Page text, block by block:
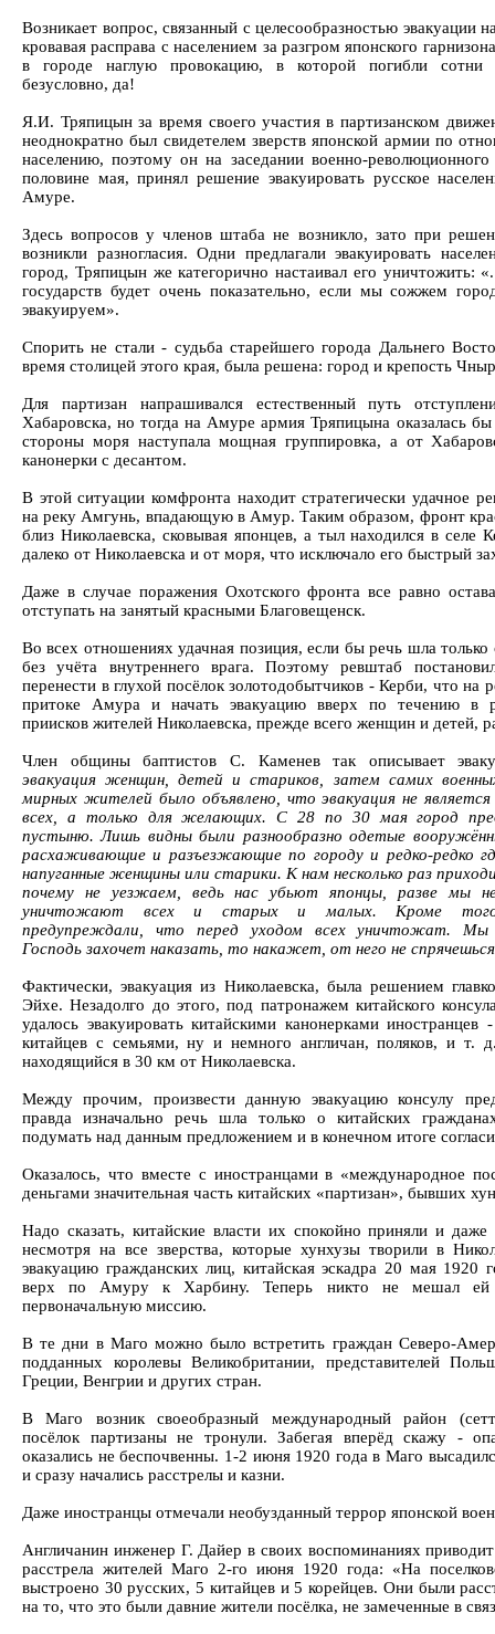
Возникает вопрос, связанный с целесообразностью эвакуации
кровавая расправа с населением за разгром японского
в городе наглую провокацию, в которой погибли сотни
безусловно, да!
Я.И. Тряпицын за время своего участия в партизанском
неоднократно был свидетелем зверств японской армии по
населению, поэтому он на заседании военно-
половине мая, принял решение эвакуировать русское
Амуре.
Здесь вопросов у членов штаба не возникло, зато при
возникли разногласия. Одни предлагали эвакуировать
город, Тряпицын же категорично настаивал его уничтожить:
государств будет очень показательно, если мы сожжем
эвакуируем».
Спорить не стали - судьба старейшего города Дальнего
время столицей этого края, была решена: город и крепость
Для партизан напрашивался естественный путь
Хабаровска, но тогда на Амуре армия Тряпицына оказалась
стороны моря наступала мощная группировка, а от
канонерки с десантом.
В этой ситуации комфронта находит стратегически удачное
на реку Амгунь, впадающую в Амур. Таким образом, фронт
близ Николаевска, сковывая японцев, а тыл находился в селе
далеко от Николаевска и от моря, что исключало его быстрый
Даже в случае поражения Охотского фронта все равно
отступать на занятый красными Благовещенск.
Во всех отношениях удачная позиция, если бы речь шла
без учёта внутреннего врага. Поэтому ревштаб
перенести в глухой посёлок золотодобытчиков - Керби, что на
притоке Амура и начать эвакуацию вверх по течению в
приисков жителей Николаевска, прежде всего женщин и детей,
Член общины баптистов С. Каменев так описывает
эвакуация женщин, детей и стариков, затем самих
мирных жителей было объявлено, что эвакуация не является
всех, а только для желающих. С 28 по 30 мая город
пустыню. Лишь видны были разнообразно одетые
расхаживающие и разъезжающие по городу и редко-редко
напуганные женщины или старики. К нам несколько раз
почему не уезжаем, ведь нас убьют японцы, разве мы
уничтожают всех и старых и малых. Кроме того
предупреждали, что перед уходом всех уничтожат. Мы
Господь захочет наказать, то накажет, от него не спрячешься
Фактически, эвакуация из Николаевска, была решением
Эйхе. Незадолго до этого, под патронажем китайского
удалось эвакуировать китайскими канонерками иностранцев
китайцев с семьями, ну и немного англичан, поляков, и т.
находящийся в 30 км от Николаевска.
Между прочим, произвести данную эвакуацию консулу
правда изначально речь шла только о китайских
подумать над данным предложением и в конечном итоге
Оказалось, что вместе с иностранцами в «международное
деньгами значительная часть китайских «партизан», бывших
Надо сказать, китайские власти их спокойно приняли и даже
несмотря на все зверства, которые хунхузы творили в
эвакуацию гражданских лиц, китайская эскадра 20 мая 1920
верх по Амуру к Харбину. Теперь никто не мешал ей
первоначальную миссию.
В те дни в Маго можно было встретить граждан Северо-
подданных королевы Великобритании, представителей
Греции, Венгрии и других стран.
В Маго возник своеобразный международный район
посёлок партизаны не тронули. Забегая вперёд скажу -
оказались не беспочвенны. 1-2 июня 1920 года в Маго
и сразу начались расстрелы и казни.
Даже иностранцы отмечали необузданный террор японской
Англичанин инженер Г. Дайер в своих воспоминаниях
расстрела жителей Маго 2-го июня 1920 года: «На
выстроено 30 русских, 5 китайцев и 5 корейцев. Они были
на то, что это были давние жители посёлка, не замеченные в